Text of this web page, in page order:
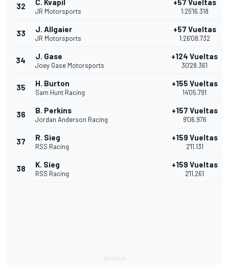
32 C. Kvapil
JR Motorsports
+57 Vueltas
1:25'16.318
33 J. Allgaier
JR Motorsports
+57 Vueltas
1:26'08.732
34 J. Gase
Joey Gase Motorsports
+124 Vueltas
30'28.361
35 H. Burton
Sam Hunt Racing
+155 Vueltas
14'05.791
36 B. Perkins
Jordan Anderson Racing
+157 Vueltas
9'06.976
37 R. Sieg
RSS Racing
+159 Vueltas
2'11.131
38 K. Sieg
RSS Racing
+159 Vueltas
2'11.261